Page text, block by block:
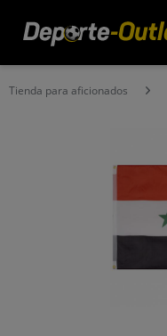
Tienda para aficionados